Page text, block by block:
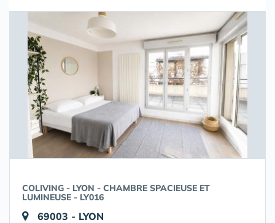
COLIVING - LYON - CHAMBRE SPACIEUSE ET
LUMINEUSE - LY016
69003 - LYON